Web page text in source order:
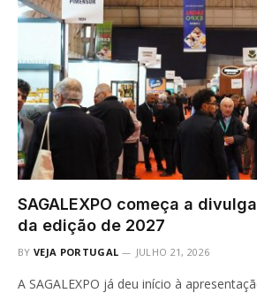
SAGALEXPO começa a
da edição de 2027
BY VEJA PORTUGAL JULHO 21, 2026
A SAGALEXPO já deu início à